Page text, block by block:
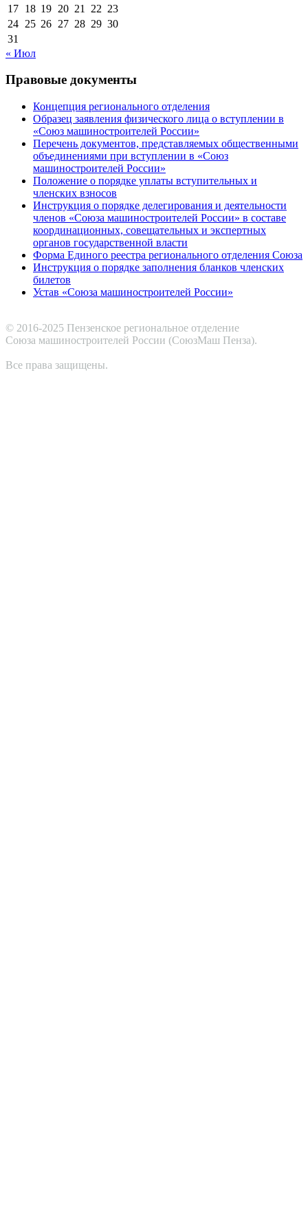
17 18 19 20 21 22 23
24 25 26 27 28 29 30
31
« Июл
Правовые документы
Концепция регионального отделения
Образец заявления физического лица о вступлении в
«Союз машиностроителей России»
Перечень документов, представляемых общественными
объединениями при вступлении в «Союз
машиностроителей России»
Положение о порядке уплаты вступительных и
членских взносов
Инструкция о порядке делегирования и деятельности
членов «Союза машиностроителей России» в составе
координационных, совещательных и экспертных
органов государственной власти
Форма Единого реестра регионального отделения Союза
Инструкция о порядке заполнения бланков членских
билетов
Устав «Союза машиностроителей России»
© 2016-2025 Пензенское региональное отделение
Cоюза машиностроителей России (СоюзМаш Пенза).
Все права защищены.